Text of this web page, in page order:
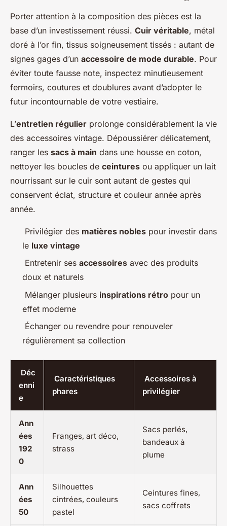
Porter attention à la composition des pièces est la
base d’un investissement réussi. Cuir véritable, métal
doré à l’or fin, tissus soigneusement tissés : autant de
signes gages d’un accessoire de mode durable. Pour
éviter toute fausse note, inspectez minutieusement
fermoirs, coutures et doublures avant d’adopter le
futur incontournable de votre vestiaire.
L’entretien régulier prolonge considérablement la vie
des accessoires vintage. Dépoussiérer délicatement,
ranger les sacs à main dans une housse en coton,
nettoyer les boucles de ceintures ou appliquer un lait
nourrissant sur le cuir sont autant de gestes qui
conservent éclat, structure et couleur année après
année.
Privilégier des matières nobles pour investir dans
le luxe vintage
Entretenir ses accessoires avec des produits
doux et naturels
Mélanger plusieurs inspirations rétro pour un
effet moderne
Échanger ou revendre pour renouveler
régulièrement sa collection
Déc
enni
e
Caractéristiques
phares
Accessoires à
privilégier
Ann
ées
192
0
Franges, art déco,
strass
Sacs perlés,
bandeaux à
plume
Ann
ées
50
Silhouettes
cintrées, couleurs
pastel
Ceintures fines,
sacs coffrets